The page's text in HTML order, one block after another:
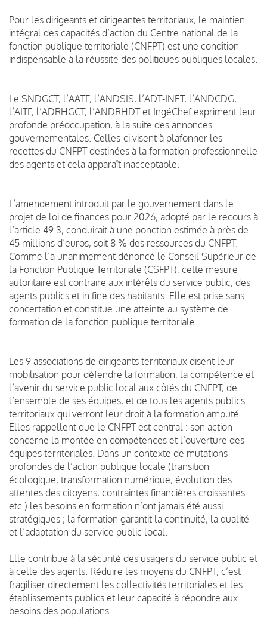
Pour les dirigeants et dirigeantes territoriaux, le maintien
intégral des capacités d’action du Centre national de la
fonction publique territoriale (CNFPT) est une condition
indispensable à la réussite des politiques publiques locales.
Le SNDGCT, l’AATF, l’ANDSIS, l’ADT-INET, l’ANDCDG,
l’AITF, l’ADRHGCT, l’ANDRHDT et IngéChef expriment leur
profonde préoccupation, à la suite des annonces
gouvernementales. Celles-ci visent à plafonner les
recettes du CNFPT destinées à la formation professionnelle
des agents et cela apparaît inacceptable.
L’amendement introduit par le gouvernement dans le
projet de loi de finances pour 2026, adopté par le recours à
l’article 49.3, conduirait à une ponction estimée à près de
45 millions d’euros, soit 8 % des ressources du CNFPT.
Comme l’a unanimement dénoncé le Conseil Supérieur de
la Fonction Publique Territoriale (CSFPT), cette mesure
autoritaire est contraire aux intérêts du service public, des
agents publics et in fine des habitants. Elle est prise sans
concertation et constitue une atteinte au système de
formation de la fonction publique territoriale.
Les 9 associations de dirigeants territoriaux disent leur
mobilisation pour défendre la formation, la compétence et
l’avenir du service public local aux côtés du CNFPT, de
l’ensemble de ses équipes, et de tous les agents publics
territoriaux qui verront leur droit à la formation amputé.
Elles rappellent que le CNFPT est central : son action
concerne la montée en compétences et l’ouverture des
équipes territoriales. Dans un contexte de mutations
profondes de l’action publique locale (transition
écologique, transformation numérique, évolution des
attentes des citoyens, contraintes financières croissantes
etc.) les besoins en formation n’ont jamais été aussi
stratégiques ; la formation garantit la continuité, la qualité
et l’adaptation du service public local.
Elle contribue à la sécurité des usagers du service public et
à celle des agents. Réduire les moyens du CNFPT, c’est
fragiliser directement les collectivités territoriales et les
établissements publics et leur capacité à répondre aux
besoins des populations.